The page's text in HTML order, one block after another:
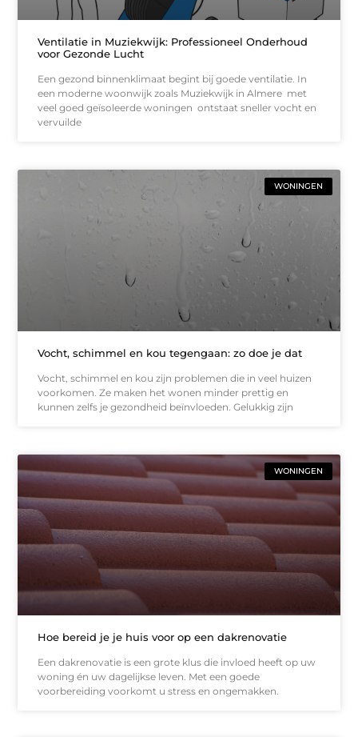
Ventilatie in Muziekwijk: Professioneel Onderhoud
voor Gezonde Lucht
Een gezond binnenklimaat begint bij goede ventilatie. In
een moderne woonwijk zoals Muziekwijk in Almere met
veel goed geïsoleerde woningen ontstaat sneller vocht en
vervuilde
WONINGEN
Vocht, schimmel en kou tegengaan: zo doe je dat
Vocht, schimmel en kou zijn problemen die in veel huizen
voorkomen. Ze maken het wonen minder prettig en
kunnen zelfs je gezondheid beïnvloeden. Gelukkig zijn
WONINGEN
Hoe bereid je je huis voor op een dakrenovatie
Een dakrenovatie is een grote klus die invloed heeft op uw
woning én uw dagelijkse leven. Met een goede
voorbereiding voorkomt u stress en ongemakken.